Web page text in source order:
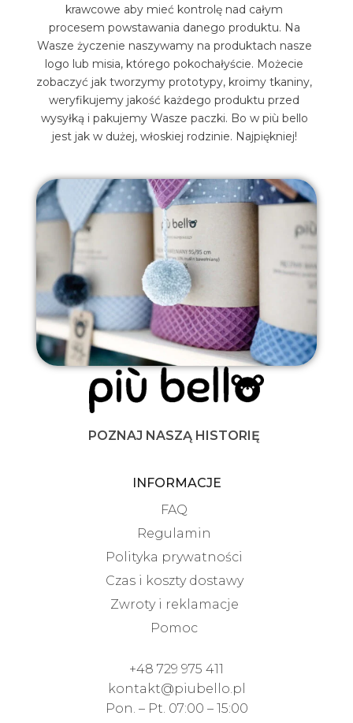
krawcowe aby mieć kontrolę nad całym
procesem powstawania danego produktu. Na
Wasze życzenie naszywamy na produktach nasze
logo lub misia, którego pokochałyście. Możecie
zobaczyć jak tworzymy prototypy, kroimy tkaniny,
weryfikujemy jakość każdego produktu przed
wysyłką i pakujemy Wasze paczki. Bo w più bello
jest jak w dużej, włoskiej rodzinie. Najpiękniej!
POZNAJ NASZĄ HISTORIĘ
INFORMACJE
FAQ
Regulamin
Polityka prywatności
Czas i koszty dostawy
Zwroty i reklamacje
Pomoc
+48 729 975 411
kontakt@piubello.pl
Pon. – Pt. 07:00 – 15:00